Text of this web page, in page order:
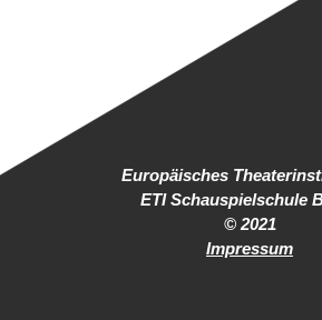
Europäisches
ETI Schauspielschule
© 2021
Impressum